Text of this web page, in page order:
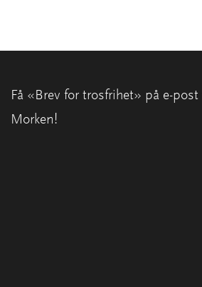
Få «Brev for trosfrihet» på e-post
Morken!